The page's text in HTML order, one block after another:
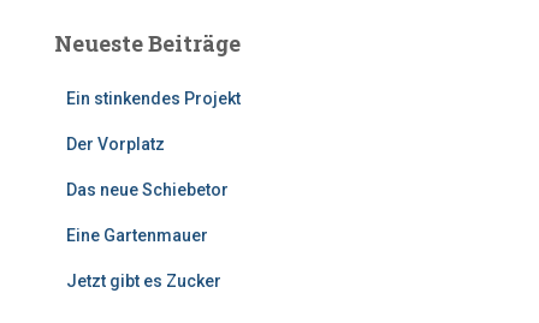
Neueste Beiträge
Ein stinkendes Projekt
Der Vorplatz
Das neue Schiebetor
Eine Gartenmauer
Jetzt gibt es Zucker